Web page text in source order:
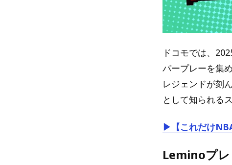
ドコモでは、
パープレーを集
レジェンドが刻
として知られる
▶【これだけ
Leminoプレ